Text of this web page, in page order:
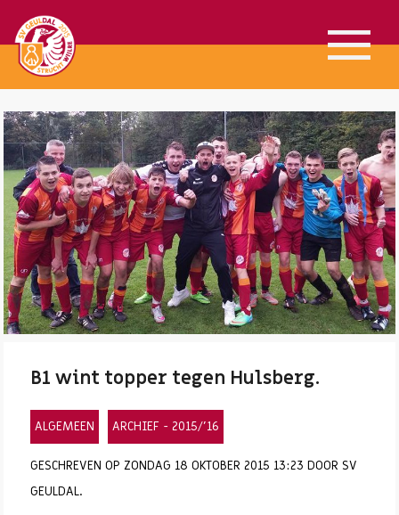
B1 wint topper tegen Hulsberg.
ALGEMEEN ARCHIEF - 2015/'16
GESCHREVEN OP ZONDAG 18 OKTOBER 2015 13:23 DOOR SV
GEULDAL.